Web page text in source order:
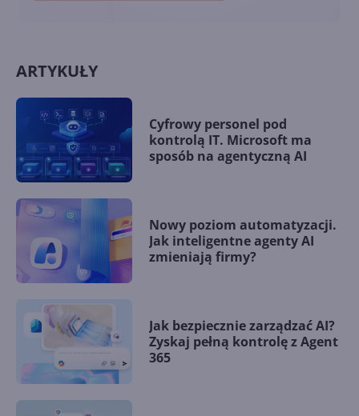
ARTYKUŁY
Cyfrowy personel pod
kontrolą IT. Microsoft ma
sposób na agentyczną AI
Nowy poziom automatyzacji.
Jak inteligentne agenty AI
zmieniają firmy?
Jak bezpiecznie zarządzać AI?
Zyskaj pełną kontrolę z Agent
365